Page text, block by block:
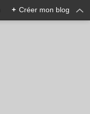
+ Créer mon blog